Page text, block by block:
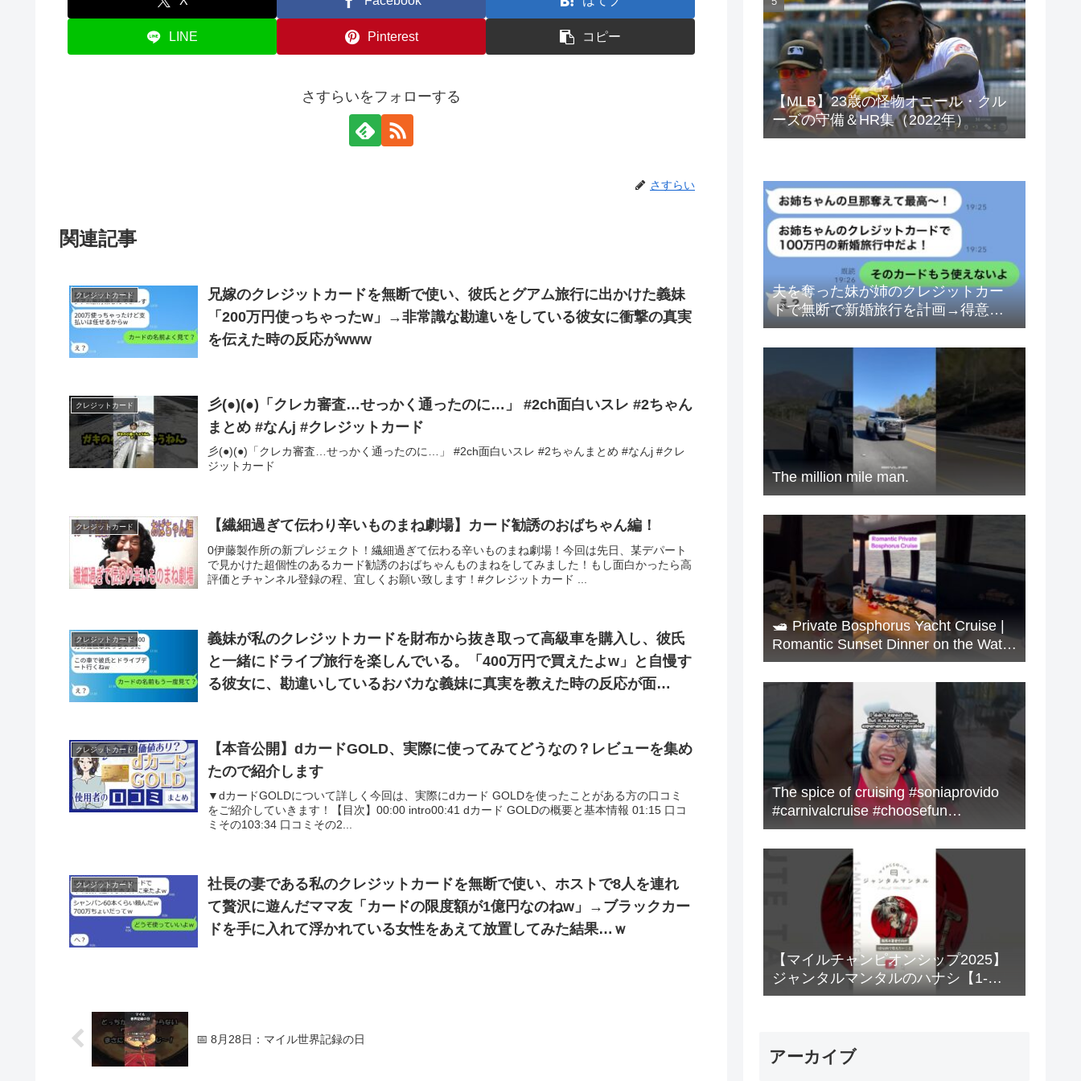
LINE Pinterest コピー
さすらいをフォローする
さすらい
関連記事
クレジットカード
兄嫁のクレジットカードを無断で使い、彼氏とグアム旅行に出かけた義妹
「200万円使っちゃったw」→非常識な勘違いをしている彼女に衝撃の真実
を伝えた時の反応がwww
クレジットカード
彡(●)(●)「クレカ審査…せっかく通ったのに…」 #2ch面白いスレ #2ちゃん
まとめ #なんj #クレジットカード
彡(●)(●)「クレカ審査…せっかく通ったのに…」 #2ch面白いスレ #2ちゃんまとめ #なんj #クレ
ジットカード
クレジットカード 【繊細過ぎて伝わり辛いものまね劇場】カード勧誘のおばちゃん編！
0伊藤製作所の新プレジェクト！繊細過ぎて伝わる辛いものまね劇場！今回は先日、某デパート
で見かけた超個性のあるカード勧誘のおばちゃんものまねをしてみました！もし面白かったら高
評価とチャンネル登録の程、宜しくお願い致します！#クレジットカード ...
クレジットカード
義妹が私のクレジットカードを財布から抜き取って高級車を購入し、彼氏
と一緒にドライブ旅行を楽しんでいる。「400万円で買えたよw」と自慢す
る彼女に、勘違いしているおバカな義妹に真実を教えた時の反応が面…
クレジットカード
【本音公開】dカードGOLD、実際に使ってみてどうなの？レビューを集め
たので紹介します
▼dカードGOLDについて詳しく今回は、実際にdカード GOLDを使ったことがある方の口コミ
をご紹介していきます！【目次】00:00 intro00:41 dカード GOLDの概要と基本情報 01:15 口コ
ミその103:34 口コミその2...
クレジットカード
社長の妻である私のクレジットカードを無断で使い、ホストで8人を連れ
て贅沢に遊んだママ友「カードの限度額が1億円なのねw」→ブラックカー
ドを手に入れて浮かれている女性をあえて放置してみた結果…ｗ
📅 8月28日：マイル世界記録の日
ベトナムドン イラクディナール
【MLB】23歳の怪物オニール・クル
ーズの守備＆HR集（2022年）
夫を奪った妹が姉のクレジットカー
ドで無断で新婚旅行を計画→得意げ
な妹に「カードは解約したから」と
伝えた時の反応が…ｗ
The million mile man.
🛥️ Private Bosphorus Yacht Cruise |
Romantic Sunset Dinner on the Water
🇹🇷✨
The spice of cruising #soniaprovido
#carnivalcruise #choosefun
#adventure #cruise #fun
【マイルチャンピオンシップ2025】
ジャンタルマンタルのハナシ【1-
MINUTE】#競馬
アーカイブ